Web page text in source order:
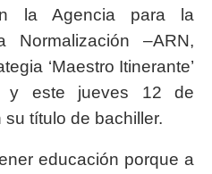
la Agencia para la
Normalización –ARN,
‘Maestro Itinerante’
y este jueves 12 de
título de bachiller.
educación porque a